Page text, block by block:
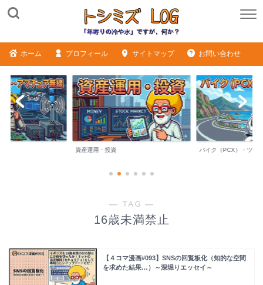
ホーム プロフィール サイトマップ お問い合わせ
資産運用・投資 バイク（PCX）・ツー
― TAG ―
16歳未満禁止
【４コマ漫画#093】SNSの回覧板化（知的な空間
を求めた結果…）～深堀りエッセイ～